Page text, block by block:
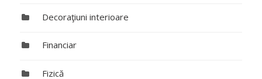
Decoraţiuni interioare
Financiar
Fizică